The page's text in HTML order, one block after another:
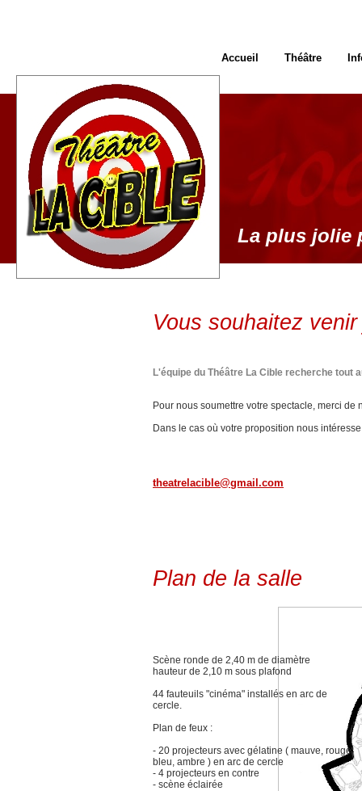
Vous souhaitez
L'équipe du Théâtre La Cible recherche tout
Pour nous soumettre votre spectacle, merci
Dans le cas où votre proposition nous
Plan de la salle
La plus jolie
Accueil Théâtre
theatrelacible@gmail.com
Scène ronde de 2,40 m de diamètre
hauteur de 2,10 m sous plafond
44 fauteuils "cinéma" installés en arc de
cercle.
Plan de feux :
- 20 projecteurs avec gélatine ( mauve, rouge,
bleu, ambre ) en arc de cercle
- 4 projecteurs en contre
- scène éclairée